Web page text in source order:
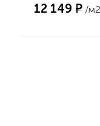
12 149 ₽ /м2